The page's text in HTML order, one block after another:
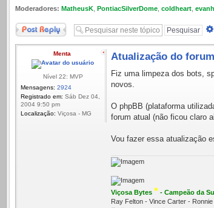
Moderadores: MatheusK PontiacSilverDome coldheart
Responder
Menta
Nível 22: MVP
Mensagens: 2924
Registrado em: Sáb Dez 04,
2004 9:50 pm
Localização: Viçosa - MG
Atualização do forum
Fiz uma limpeza dos bots,
novos.
O phpBB (plataforma
forum atual (não ficou claro
Vou fazer essa atualização
Viçosa Bytes * - Campeão da
Ray Felton - Vince Carter -